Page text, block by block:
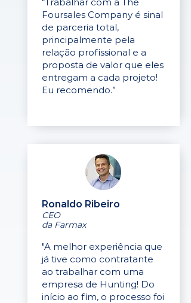
Foursales Company é sinal
de parceria total,
principalmente pela
relação profissional e a
proposta de valor que eles
entregam a cada projeto!
Eu recomendo.”
Ronaldo Ribeiro
CEO
da Farmax
"A melhor experiência que
já tive como contratante
ao trabalhar com uma
empresa de Hunting! Do
início ao fim, o processo foi